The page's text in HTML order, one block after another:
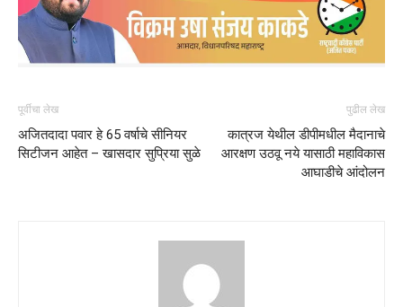
पूर्वीचा लेख
अजितदादा पवार हे 65 वर्षाचे सीनियर
सिटीजन आहेत – खासदार सुप्रिया सुळे
पुढील लेख
कात्रज येथील डीपीमधील मैदानाचे
आरक्षण उठवू नये यासाठी महाविकास
आघाडीचे आंदोलन